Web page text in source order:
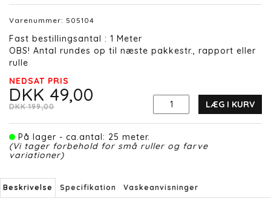
Varenummer: 505104
Fast bestillingsantal : 1 Meter
OBS! Antal rundes op til næste pakkestr., rapport eller
rulle
NEDSAT PRIS
DKK 49,00
DKK 199,00 LÆG I KURV
På lager - ca.antal: 25 meter.
(Vi tager forbehold for små ruller og farve
variationer)
Beskrivelse Specifikation Vaskeanvisninger